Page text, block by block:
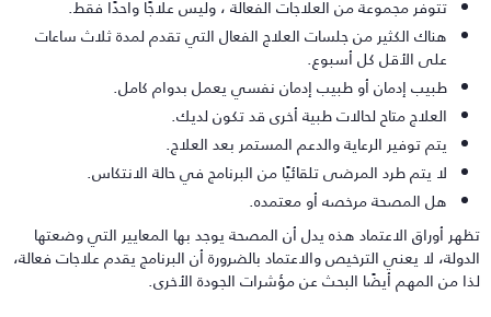
تتوفر مجموعة من العلاجات الفعالة ، وليس علاجًا واحدًا فقط.
هناك الكثير من جلسات العلاج الفعال التي تقدم لمدة ثلاث ساعات
على الأقل كل أسبوع.
طبيب إدمان أو طبيب إدمان نفسي يعمل بدوام كامل.
العلاج متاح لحالات طبية أخرى قد تكون لديك.
يتم توفير الرعاية والدعم المستمر بعد العلاج.
لا يتم طرد المرضى تلقائيًا من البرنامج في حالة الانتكاس.
هل المصحة مرخصه أو معتمده.
أوراق الاعتماد هذه يدل أن المصحة يوجد بها المعايير التي وضعتها
لا يعني الترخيص والاعتماد بالضرورة أن البرنامج يقدم علاجات فعالة،
من المهم أيضًا البحث عن مؤشرات الجودة الأخرى.